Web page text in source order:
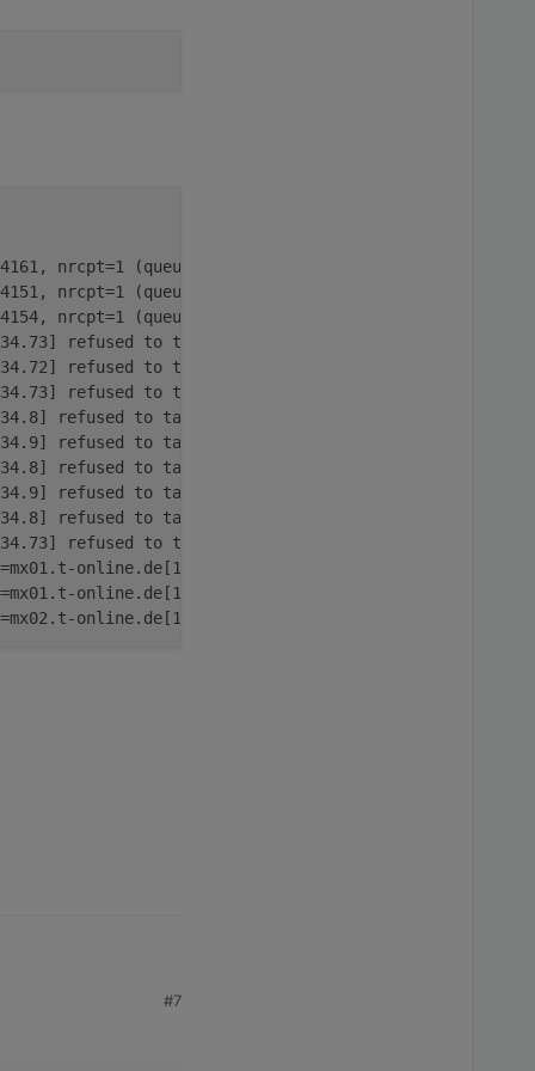
nrcpt=1 (queue active)
nrcpt=1 (queue active)
nrcpt=1 (queue active)
refused to talk to me: 554 IP=93.227.19.79 -
refused to talk to me: 554 IP=93.227.19.79 -
refused to talk to me: 554 IP=93.227.19.79 -
refused to talk to me: 554 IP=93.227.19.79 -
refused to talk to me: 554 IP=93.227.19.79 -
refused to talk to me: 554 IP=93.227.19.79 -
refused to talk to me: 554 IP=93.227.19.79 -
refused to talk to me: 554 IP=93.227.19.79 -
refused to talk to me: 554 IP=93.227.19.79 -
online.de[194.25.134.72]:25,
online.de[194.25.134.72]:25,
online.de[194.25.134.9]:25,
#7